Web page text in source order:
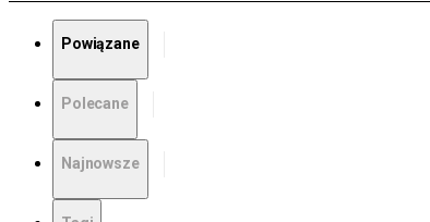
Powiązane
Polecane
Najnowsze